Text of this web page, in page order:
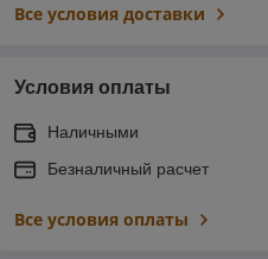
Все условия доставки
Условия оплаты
Наличными
Безналичный расчет
Все условия оплаты